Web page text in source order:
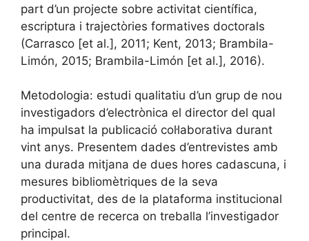
part d’un projecte sobre activitat científica,
escriptura i trajectòries formatives doctorals
(Carrasco [et al.], 2011; Kent, 2013; Brambila-
Limón, 2015; Brambila-Limón [et al.], 2016).
Metodologia: estudi qualitatiu d’un grup de nou
investigadors d’electrònica el director del qual
ha impulsat la publicació col·laborativa durant
vint anys. Presentem dades d’entrevistes amb
una durada mitjana de dues hores cadascuna, i
mesures bibliomètriques de la seva
productivitat, des de la plataforma institucional
del centre de recerca on treballa l’investigador
principal.